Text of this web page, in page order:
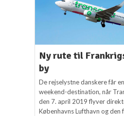
Ny rute til
by
De rejselystne danskere får
weekend-destination, når
den 7. april 2019 flyver
Københavns Lufthavn og den